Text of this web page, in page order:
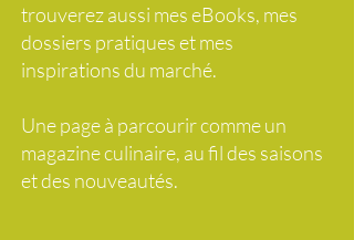
trouverez aussi mes eBooks, mes
dossiers pratiques et mes
inspirations du marché.
Une page à parcourir comme un
magazine culinaire, au fil des saisons
et des nouveautés.